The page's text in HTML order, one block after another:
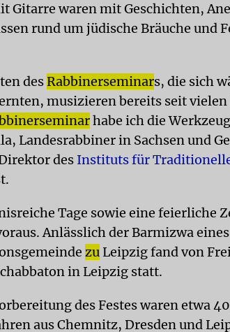
Gitarre waren mit Geschichten,
rund um jüdische Bräuche und
desRabbinerseminars, die sich
musizieren bereits seit vielen
habe ich die
Landesrabbiner in Sachsen und
des Instituts für
Tage sowie eine feierliche
Anlässlich der Barmizwa
zu Leipzig fand von
in Leipzig statt.
des Festes waren etwa
aus Chemnitz, Dresden und